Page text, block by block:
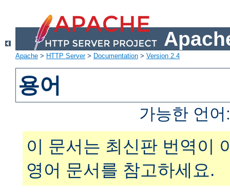
Apache > HTTP Server> Documentation > Version 2.4
용어
가능한 언
이 문서는 최신판 번역이
영어 문서를 참고하세요.